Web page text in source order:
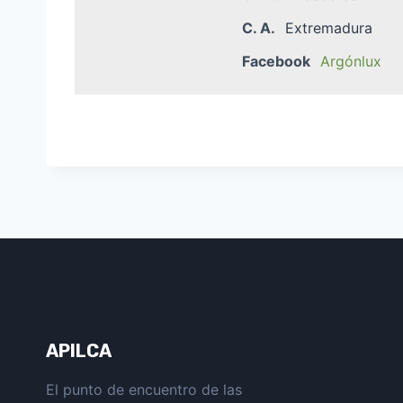
C. A.
Extremadura
Facebook Argónlux
APILCA
El punto de encuentro de las